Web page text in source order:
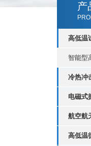
产
高低温
智能型
冷热冲
电磁式
航空航
高低温